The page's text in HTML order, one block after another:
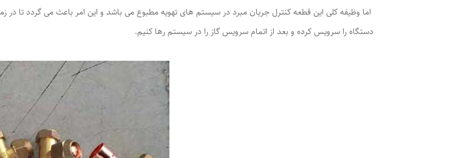
اما وظیفه کلی این قطعه کنترل جریان مبرد در سیستم های تهویه مطبوع می باشد و این امر باعث می گردد تا در
دستگاه را سرویس کرده و بعد از اتمام سرویس گاز را در سیستم رها کنیم.